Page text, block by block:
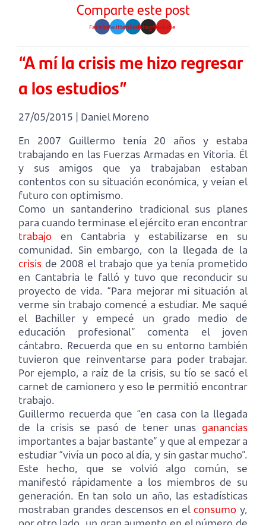
Comparte este post
FacebookTwitterLinkedinInstagramYoutube
“A mí la crisis me hizo regresar
a los estudios”
27/05/2015 | Daniel Moreno
En 2007 Guillermo tenía 20 años y estaba
trabajando en las Fuerzas Armadas en Vitoria. Él
y sus amigos que ya trabajaban estaban
contentos con su situación económica, y veían el
futuro con optimismo.
Como un santanderino tradicional sus planes
para cuando terminase el ejército eran encontrar
trabajo en Cantabria y estabilizarse en su
comunidad. Sin embargo, con la llegada de la
crisis de 2008 el trabajo que ya tenía prometido
en Cantabria le falló y tuvo que reconducir su
proyecto de vida. “Para mejorar mi situación al
verme sin trabajo comencé a estudiar. Me saqué
el Bachiller y empecé un grado medio de
educación profesional” comenta el joven
cántabro. Recuerda que en su entorno también
tuvieron que reinventarse para poder trabajar.
Por ejemplo, a raíz de la crisis, su tío se sacó el
carnet de camionero y eso le permitió encontrar
trabajo.
Guillermo recuerda que “en casa con la llegada
de la crisis se pasó de tener unas ganancias
importantes a bajar bastante” y que al empezar a
estudiar “vivía un poco al día, y sin gastar mucho”.
Este hecho, que se volvió algo común, se
manifestó rápidamente a los miembros de su
generación. En tan solo un año, las estadísticas
mostraban grandes descensos en elconsumo y,